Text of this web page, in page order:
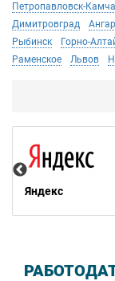
Петропавловск-
Димитровград
Рыбинск
Горно-
Раменское
Львов
Яндекс